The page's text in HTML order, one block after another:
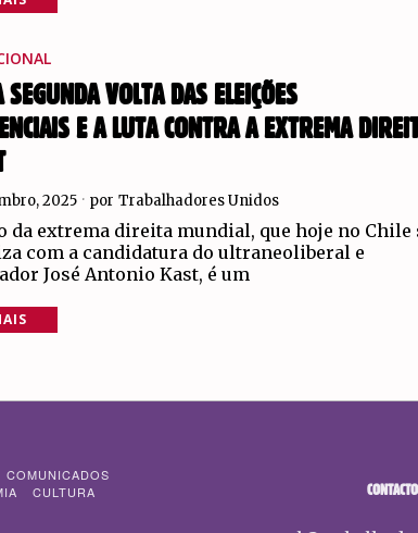
SEGUNDA VOLTA DAS ELEIÇÕES
E A LUTA CONTRA A EXTREMA
2025 por Trabalhadores Unidos
da extrema direita mundial, que hoje no Chile
com a candidatura do ultraneoliberal e
José Antonio Kast, é um
COMUNICADOS
CULTURA